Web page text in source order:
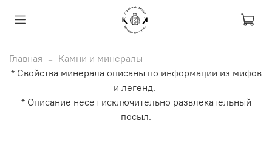
Главная
Камни и минералы
* Свойства минерала описаны по информации из мифов
и легенд.
* Описание несет исключительно развлекательный
посыл.